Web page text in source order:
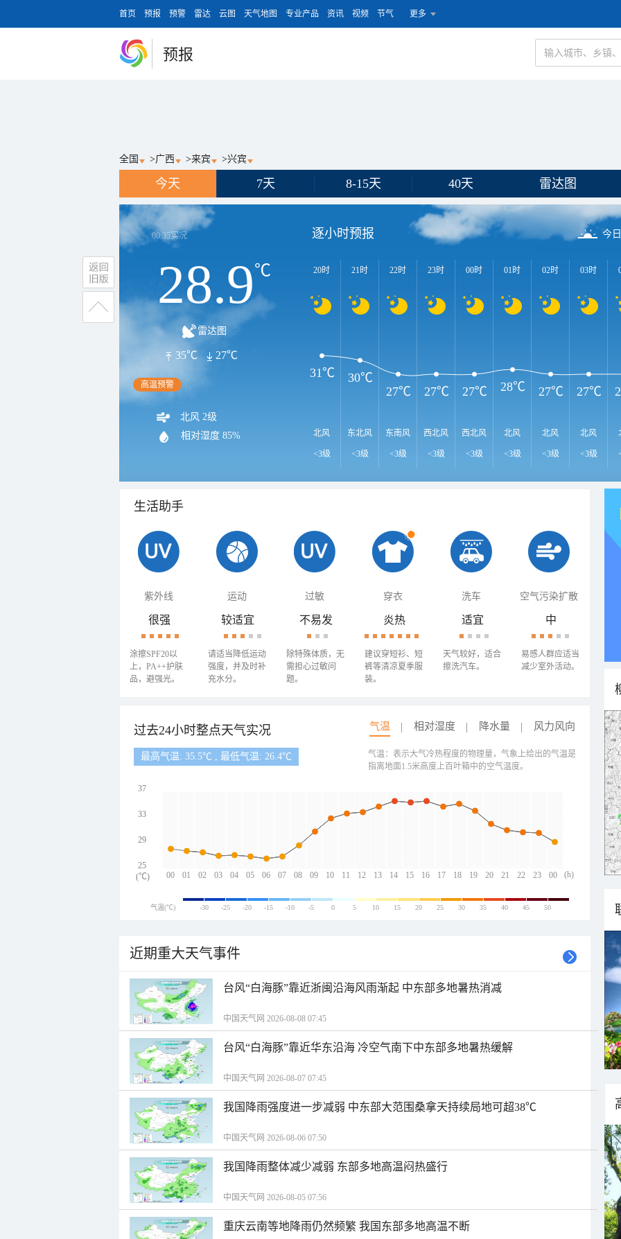
首页 预报 预警 雷达 云图 天气地图 专业产品 资讯 视频 节气 更多
预报
全国 >广西 >来宾 >兴宾
今天 7天 8-15天 40天 雷达图
00:35实况
28.9℃
雷达图
35℃ 27℃
高温预警
北风 2级
相对湿度 85%
逐小时预报 今
20时
北风
<3级
21时
东北风
<3级
22时
东南风
<3级
23时
西北风
<3级
00时
西北风
<3级
01时
北风
<3级
02时
北风
<3级
03时
北风
<3级
31℃
30℃
27℃
27℃ 27℃ 28℃ 27℃ 27℃
生活助手
紫外线 运动 过敏 穿衣 洗车 空气污染扩散
很强
涂擦SPF20以
上，PA++护肤
品，避强光。
较适宜
请适当降低运动
强度，并及时补
充水分。
不易发
除特殊体质，无
需担心过敏问
题。
炎热
建议穿短衫、短
裤等清凉夏季服
装。
适宜
天气较好，适合
擦洗汽车。
中
易感人群应适当
减少室外活动。
过去24小时整点天气实况 气温 相对湿度 降水量 风力风向
最高气温: 35.5℃ , 最低气温: 26.4℃
00 01 02 03 04 05 06 07 08 09 10 11 12 13 14 15 16 17 18 19 20 21 22 23 00
37
33
29
25
(h)
(℃)
气温：表示大气冷热程度的物理量，气象上给出的气温是
指离地面1.5米高度上百叶箱中的空气温度。
气温(℃) -30 -25 -20 -15 -10 -5 0 5 10 15 20 25 30 35 40 45 50
近期重大天气事件
台风“白海豚”靠近浙闽沿海风雨渐起 中东部多地暑热消减
中国天气网 2026-08-08 07:45
台风“白海豚”靠近华东沿海 冷空气南下中东部多地暑热缓解
中国天气网 2026-08-07 07:45
我国降雨强度进一步减弱 中东部大范围桑拿天持续局地可超38℃
中国天气网 2026-08-06 07:50
我国降雨整体减少减弱 东部多地高温闷热盛行
中国天气网 2026-08-05 07:56
重庆云南等地降雨仍然频繁 我国东部多地高温不断